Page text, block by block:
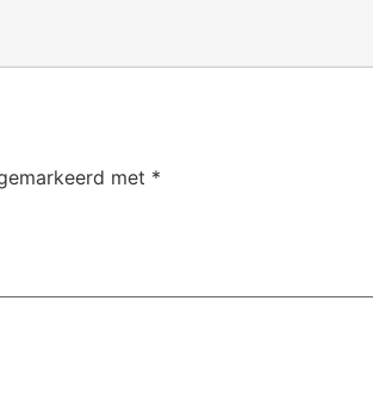
met *